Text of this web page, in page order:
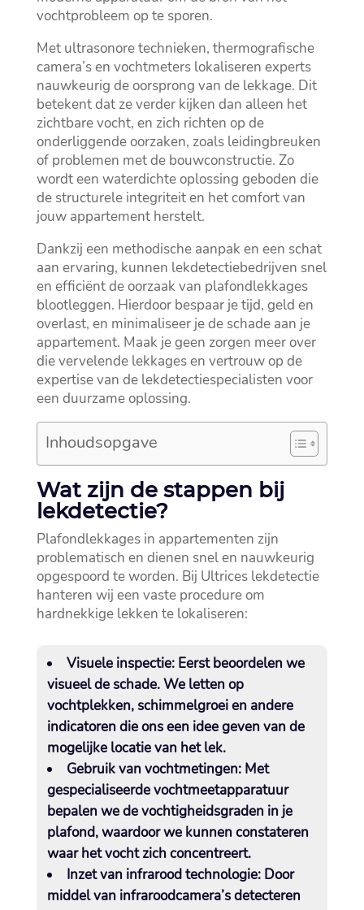
vochtprobleem op te sporen.​
Met ultrasonore technieken, thermografische
camera’s en vochtmeters lokaliseren experts
nauwkeurig de oorsprong van de lekkage.​ Dit
betekent dat ze verder kijken dan alleen het
zichtbare vocht, en zich richten op de
onderliggende oorzaken, zoals leidingbreuken
of problemen met de bouwconstructie.​ Zo
wordt een waterdichte oplossing geboden die
de structurele integriteit en het comfort van
jouw appartement herstelt.​
Dankzij een methodische aanpak en een schat
aan ervaring, kunnen lekdetectiebedrijven snel
en efficiënt de oorzaak van plafondlekkages
blootleggen.​ Hierdoor bespaar je tijd, geld en
overlast, en minimaliseer je de schade aan je
appartement.​ Maak je geen zorgen meer over
die vervelende lekkages en vertrouw op de
expertise van de lekdetectiespecialisten voor
een duurzame oplossing.​
Inhoudsopgave
Wat zijn de stappen bij
lekdetectie?
Plafondlekkages in appartementen zijn
problematisch en dienen snel en nauwkeurig
opgespoord te worden.​ Bij Ultrices lekdetectie
hanteren wij een vaste procedure om
hardnekkige lekken te lokaliseren:
Visuele inspectie:Eerst beoordelen we
visueel de schade.​ We letten op
vochtplekken, schimmelgroei en andere
indicatoren die ons een idee geven van de
mogelijke locatie van het lek.​
Gebruik van vochtmetingen:Met
gespecialiseerde vochtmeetapparatuur
bepalen we de vochtigheidsgraden in je
plafond, waardoor we kunnen constateren
waar het vocht zich concentreert.​
Inzet van infrarood technologie:Door
middel van infraroodcamera’s detecteren